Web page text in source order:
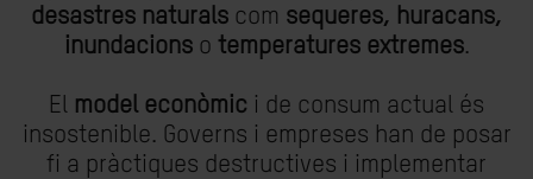
desastres naturals com sequeres, huracans,
inundacionso temperatures extremes.
El model econòmic i de consum actual és
insostenible. Governs i empreses han de posar
fi a pràctiques destructives i implementar